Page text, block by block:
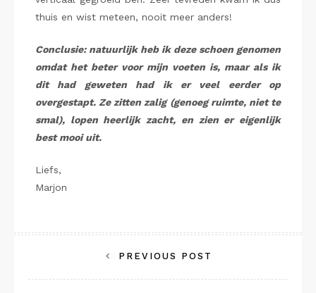
thuis en wist meteen, nooit meer anders!
Conclusie: natuurlijk heb ik deze schoen genomen
omdat het beter voor mijn voeten is, maar als ik
dit had geweten had ik er veel eerder op
overgestapt. Ze zitten zalig (genoeg ruimte, niet te
smal), lopen heerlijk zacht, en zien er eigenlijk
best mooi uit.
Liefs,
Marjon
navigatie
PREVIOUS POST